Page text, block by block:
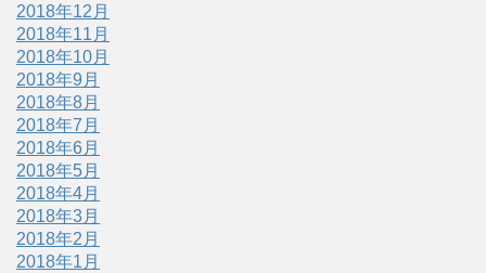
2018年12月
2018年11月
2018年10月
2018年9月
2018年8月
2018年7月
2018年6月
2018年5月
2018年4月
2018年3月
2018年2月
2018年1月